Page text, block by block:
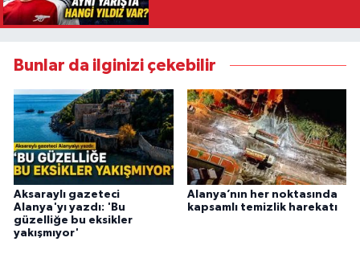
Bunlar da ilginizi çekebilir
Aksaraylı gazeteci
Alanya'yı yazdı: 'Bu
güzelliğe bu eksikler
yakışmıyor'
Alanya’nın her noktasında
kapsamlı temizlik harekatı